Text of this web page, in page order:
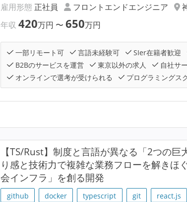
雇用形態 正社員 フロントエンドエンジニア
年収420万円 〜650万円
一部リモート可 言語未経験可 SIer在籍者歓迎
B2Bのサービスを運営
東京以外の求人 自社サ
オンラインで選考が受けられる
プログラミングス
【TS/Rust】制度と言語が異なる「2つの
り感と技術力で複雑な業務フローを解きほ
会インフラ」を創る開発
github docker typescript git react.js